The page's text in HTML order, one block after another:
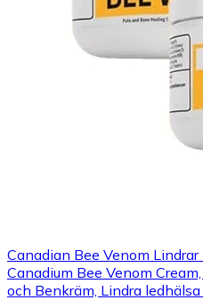
Canadian Bee Venom
Canadium Bee Venom
och Benkräm, Lindra